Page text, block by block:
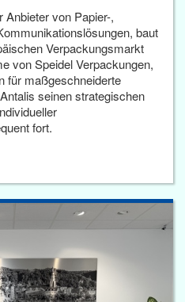
Anbieter von Papier-,
baut
Verpackungsmarkt
von Speidel Verpackungen,
für maßgeschneiderte
seinen strategischen
fort.